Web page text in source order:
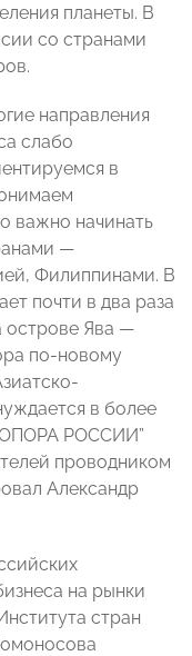
планеты. В
со странами
направления
слабо
в
важно начинать
—
Филиппинами. В
почти в два раза
острове Ява —
по-новому
в более
РОССИИ”
проводником
Александр
на рынки
стран